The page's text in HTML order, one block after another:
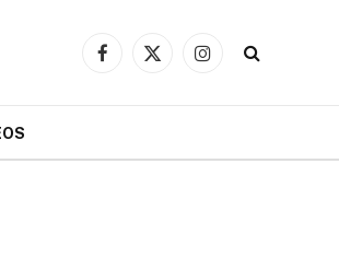
Facebook
X
Instagram